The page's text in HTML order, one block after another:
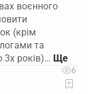
воєнного
(крім
та
3х років)…
6